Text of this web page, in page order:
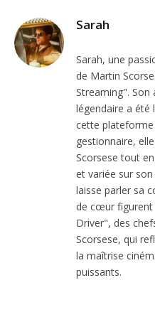
Sarah
Sarah, une
de Martin
Streaming".
légendaire a été
cette plateforme
gestionnaire,
Scorsese tout
et variée sur
laisse parler sa
de cœur figurent
Driver", des
Scorsese, qui
la maîtrise
puissants.